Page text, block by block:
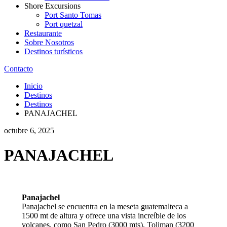
Shore Excursions
Port Santo Tomas
Port quetzal
Restaurante
Sobre Nosotros
Destinos turísticos
Contacto
Inicio
Destinos
Destinos
PANAJACHEL
octubre 6, 2025
PANAJACHEL
Panajachel
Panajachel se encuentra en la meseta guatemalteca a
1500 mt de altura y ofrece una vista increíble de los
volcanes, como San Pedro (3000 mts), Toliman (3200